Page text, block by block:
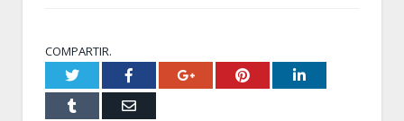
COMPARTIR.
Twitter Facebook Google+ Pinterest LinkedIn
Email